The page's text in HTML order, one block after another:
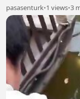
pasasenturk•1 views•3